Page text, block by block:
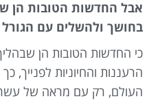
אבל החדשות הטובות הן
בחושך ולהשלים עם
כי החדשות הטובות הן
הרעננות והחיוניות לפנייך,
העולם, רק עם מראה של